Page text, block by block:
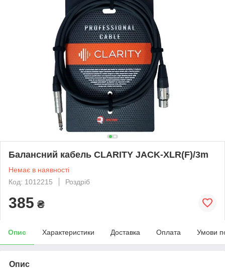
Балансний кабель CLARITY JACK-XLR(F)/3m
Немає в наявності
Код: 1012215
Роздріб
385 ₴
Опис Характеристики Доставка Оплата Умови
Опис